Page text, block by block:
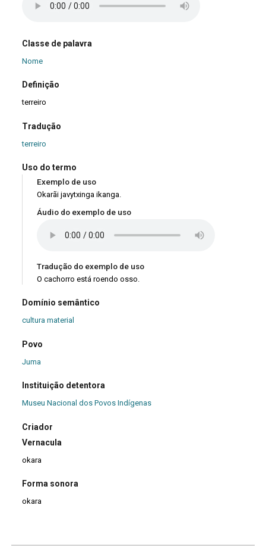
Classe de palavra
Nome
Definição
terreiro
Tradução
terreiro
Uso do termo
Exemplo de uso
Okarãi javytxinga ikanga.
Áudio do exemplo de uso
Tradução do exemplo de uso
O cachorro está roendo osso.
Domínio semântico
cultura material
Povo
Juma
Instituição detentora
Museu Nacional dos Povos Indígenas
Criador
Vernacula
okara
Forma sonora
okara